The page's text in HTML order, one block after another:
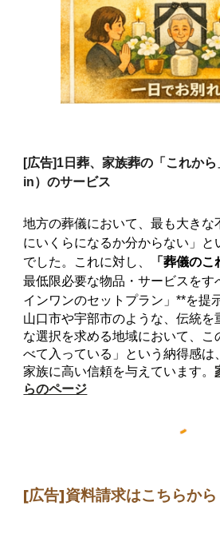
[広告]1日葬、家族葬の「これか
in）のサービス
地方の葬儀において、最も大きな
にいくらになるか分からない」と
でした。これに対し、
「葬儀のこ
最低限必要な物品・サービスをす
インワンのセットプラン」**を提
山口市や宇部市のような、伝統を
な選択を求める地域において、こ
べて入っている」という納得感は
家族に高い信頼を与えています。
らのページ
[広告]資料請求はこちらから